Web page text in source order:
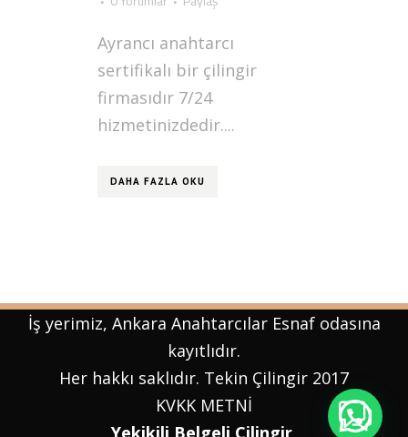
Ayrancı anahtarcı
sertifikalı bir çilingir
firmasıdır 7/24
hizmetinizdedir....
DAHA FAZLA OKU
İş yerimiz, Ankara Anahtarcılar Esnaf odasına
kayıtlıdır.
Her hakkı saklıdır. Tekin Çilingir 2017
KVKK METNİ
Yekikili Belgeli Çilingir